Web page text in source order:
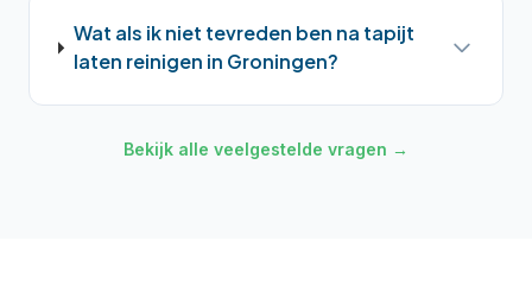
Wat als ik niet tevreden ben na tapijt
laten reinigen in Groningen?
Bekijk alle veelgestelde vragen →